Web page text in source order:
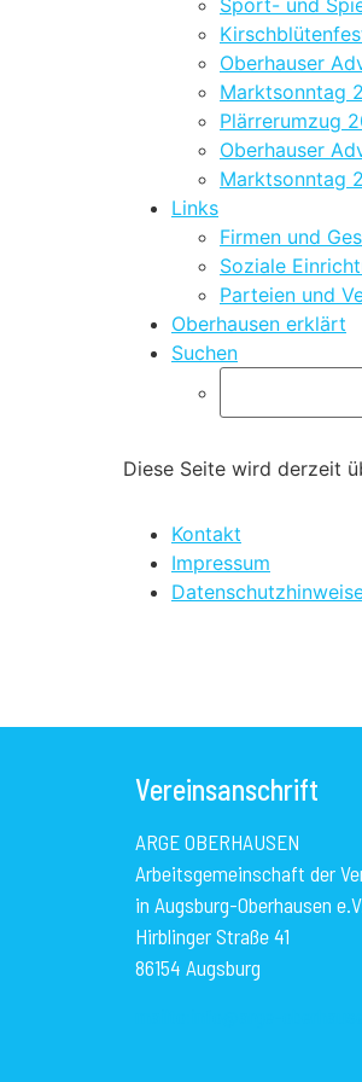
Sport- und
Oberhauser
Marktsonntag
Plärrerumzug
Oberhauser
Marktsonntag
Links
Firmen und
Soziale
Parteien und
Oberhausen erklärt
Suchen
Diese Seite wird derzeit
Kontakt
Impressum
Vereinsanschrift
ARGE OBERHAUSEN
Arbeitsgemeinschaft der
in Augsburg-Oberhausen
Hirblinger Straße 41
86154 Augsburg